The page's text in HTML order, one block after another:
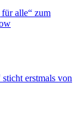
alle“ zum
erstmals von